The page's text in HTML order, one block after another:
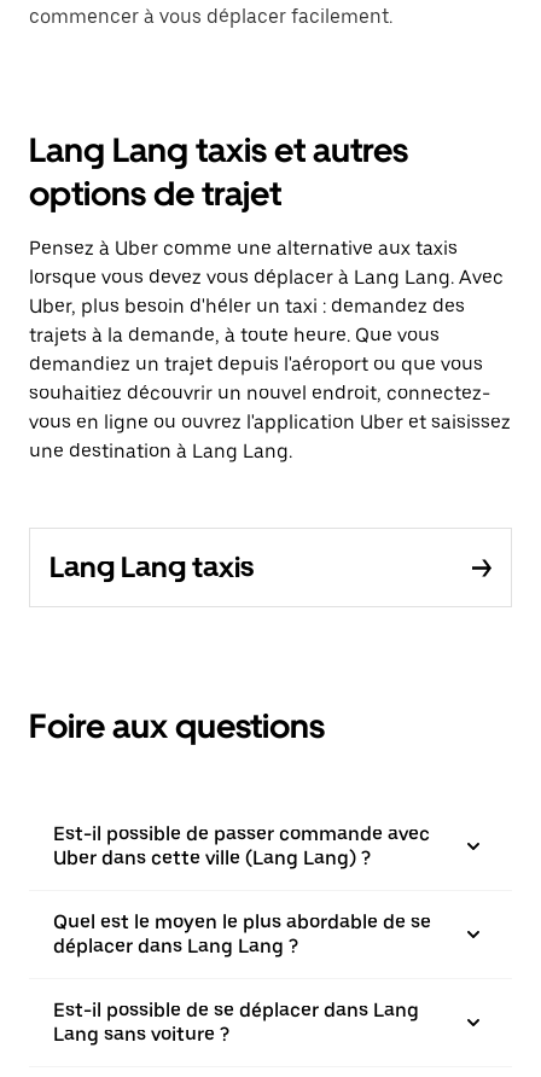
commencer à vous déplacer facilement.
Lang Lang taxis et autres
options de trajet
Pensez à Uber comme une alternative aux taxis
lorsque vous devez vous déplacer à Lang Lang. Avec
Uber, plus besoin d'héler un taxi : demandez des
trajets à la demande, à toute heure. Que vous
demandiez un trajet depuis l'aéroport ou que vous
souhaitiez découvrir un nouvel endroit, connectez-
vous en ligne ou ouvrez l'application Uber et saisissez
une destination à Lang Lang.
Lang Lang taxis
Foire aux questions
Est-il possible de passer commande avec
Uber dans cette ville (Lang Lang) ?
Quel est le moyen le plus abordable de se
déplacer dans Lang Lang ?
Est-il possible de se déplacer dans Lang
Lang sans voiture ?